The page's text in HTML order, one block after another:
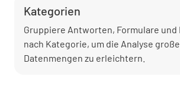
Kategorien
Gruppiere Antworten, Formulare
nach Kategorie, um die Analyse
Datenmengen zu erleichtern.